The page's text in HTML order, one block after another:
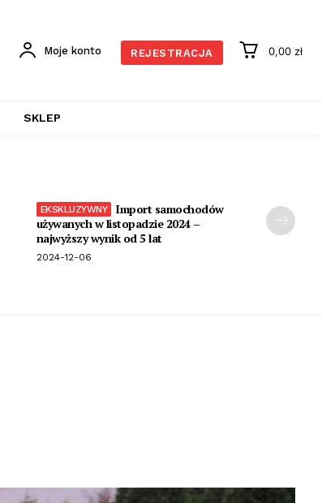
Moje konto REJESTRACJA 0,00 zł
SKLEP
Import samochodów
używanych w listopadzie 2024 –
najwyższy wynik od 5 lat
2024-12-06